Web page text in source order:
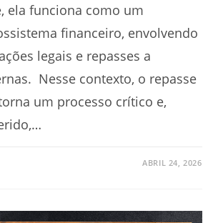
ela funciona como um
financeiro, envolvendo
legais e repasses a
Nesse contexto, o repasse
um processo crítico e,
ABRIL 24, 2026